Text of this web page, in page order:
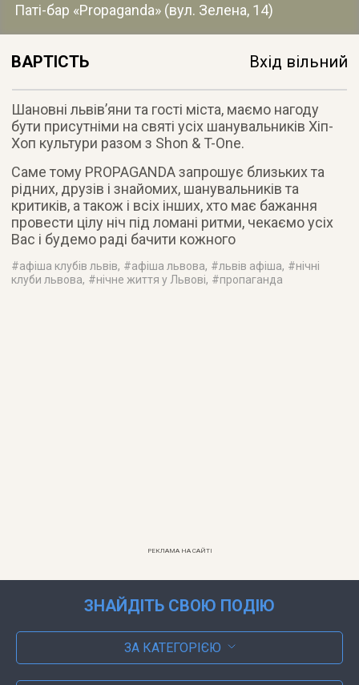
Паті-бар «Propaganda» (вул. Зелена, 14)
ВАРТІСТЬ Вхід вільний
Шановні львів’яни та гості міста, маємо нагоду
бути присутніми на святі усіх шанувальників Хіп-
Хоп культури разом з Shon & T-One.
Саме тому PROPAGANDA запрошує близьких та
рідних, друзів і знайомих, шанувальників та
критиків, а також і всіх інших, хто має бажання
провести цілу ніч під ломані ритми, чекаємо усіх
Вас і будемо раді бачити кожного
#афіша клубів львів, #афіша львова, #львів афіша, #нічні
клуби львова, #нічне життя у Львові, #пропаганда
РЕКЛАМА НА САЙТІ
ЗНАЙДІТЬ СВОЮ ПОДІЮ
ЗА КАТЕГОРІЄЮ